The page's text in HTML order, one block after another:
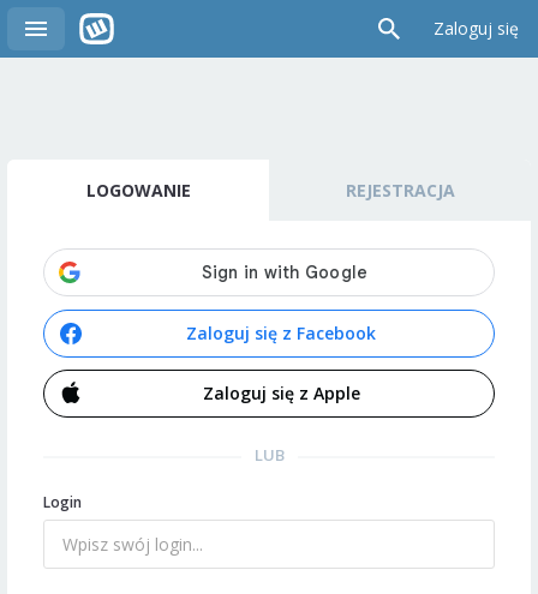
Zaloguj się
LOGOWANIE REJESTRACJA
Zaloguj się z Facebook
Zaloguj się z Apple
LUB
Login